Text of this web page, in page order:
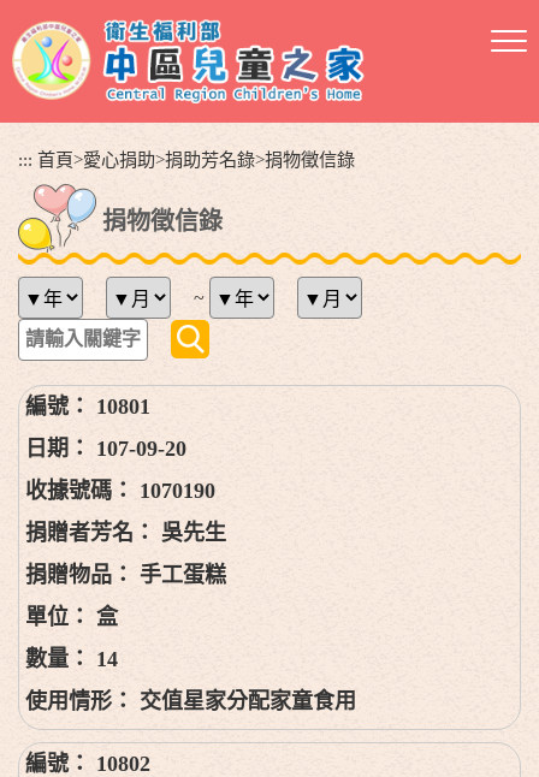
到
主
::: 首頁>愛心捐助>捐助芳名錄>捐物徵信錄
捐物徵信錄
~
10801
107-09-20
1070190
吳先生
手工蛋糕
盒
14
交值星家分配家童食用
10802